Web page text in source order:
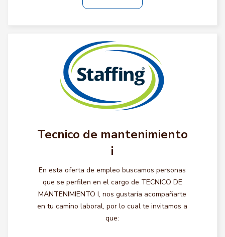
Tecnico de mantenimiento
i
En esta oferta de empleo buscamos personas
que se perfilen en el cargo de TECNICO DE
MANTENIMIENTO I, nos gustaría acompañarte
en tu camino laboral, por lo cual te invitamos a
que: